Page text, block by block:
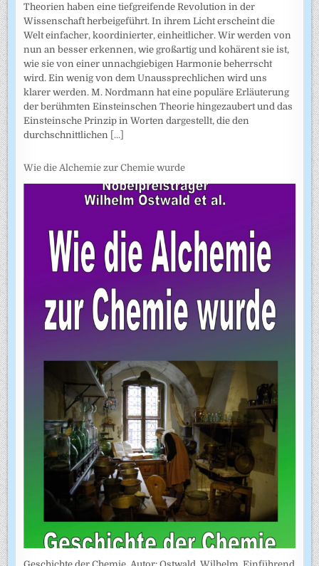
Theorien haben eine tiefgreifende Revolution in der
Wissenschaft herbeigeführt. In ihrem Licht erscheint die
Welt einfacher, koordinierter, einheitlicher. Wir werden von
nun an besser erkennen, wie großartig und kohärent sie ist,
wie sie von einer unnachgiebigen Harmonie beherrscht
wird. Ein wenig von dem Unaussprechlichen wird uns
klarer werden. M. Nordmann hat eine populäre Erläuterung
der berühmten Einsteinschen Theorie hingezaubert und das
Einsteinsche Prinzip in Worten dargestellt, die den
durchschnittlichen [...]
Wie die Alchemie zur Chemie wurde